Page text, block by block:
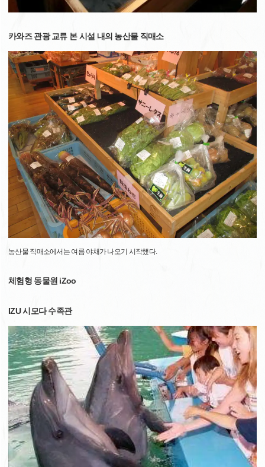
카와즈 관광 교류 본 시설 내의 농산물 직매소
농산물 직매소에서는 여름 야채가 나오기 시작했다.
체험형 동물원 iZoo
IZU 시모다 수족관